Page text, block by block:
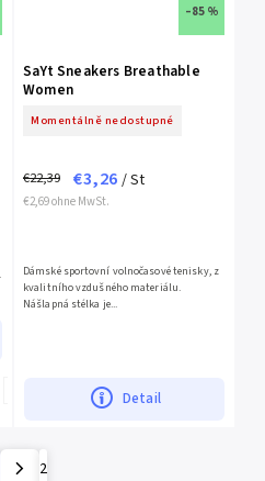
EU 45
weitere
–85 %
SaYt Sneakers Breathable
Women
Momentálně nedostupné
€2,69 ohne MwSt.
€22,39 €3,26 / St
Detail
Dámské sportovní volnočasové tenisky, z
kvalitního vzdušného materiálu.
Nášlapná stélka je...
2